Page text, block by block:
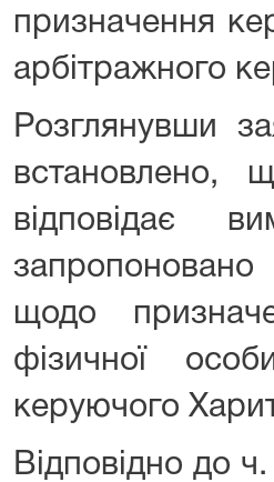
призначення
арбітражного
Розглянувши
встановлено,
відповідає
щодо
фізичної
керуючого
Відповідно до